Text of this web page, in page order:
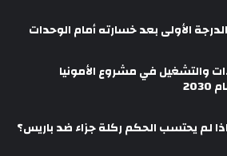
الأولى بعد خسارته أمام الوحدات
والتشغيل في مشروع الأمونيا
لم يحتسب الحكم ركلة جزاء ضد باريس؟